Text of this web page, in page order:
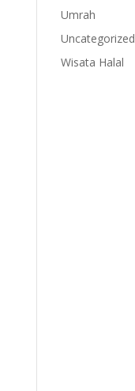
Umrah
Uncategorized
Wisata Halal